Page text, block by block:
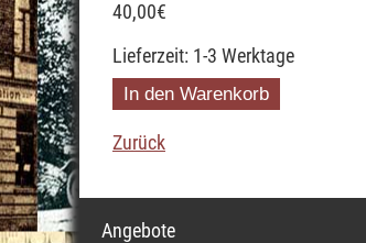
40,00€
Lieferzeit: 1-3 Werktage
Zurück
Navigation
Angebote